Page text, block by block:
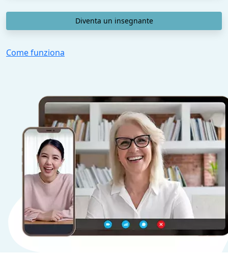
Diventa un insegnante
Come funziona